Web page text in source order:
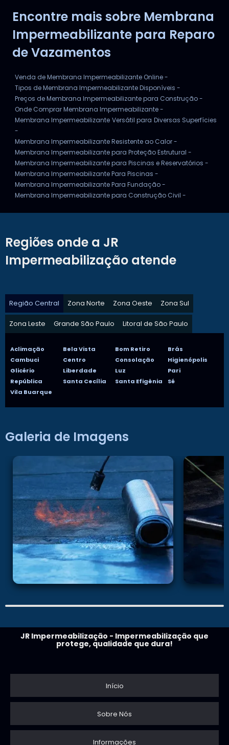
MEMBRANA IMPERMEABILIZANTE PARA PINTURA DE SUPERFÍCIES
MEMBRANA IMPERMEABILIZANTE PARA PROTEÇÃO DE
ESTRUTURAS
Encontre mais sobre Membrana
Impermeabilizante para Reparo
de Vazamentos
Venda de Membrana Impermeabilizante Online -
Tipos de Membrana Impermeabilizante Disponíveis -
Preços de Membrana Impermeabilizante para Construção -
Onde Comprar Membrana Impermeabilizante -
Membrana Impermeabilizante Versátil para Diversas Superfícies
-
Membrana Impermeabilizante Resistente ao Calor -
Membrana Impermeabilizante para Proteção Estrutural -
Membrana Impermeabilizante para Piscinas e Reservatórios -
Membrana Impermeabilizante Para Piscinas -
Membrana Impermeabilizante Para Fundação -
Membrana Impermeabilizante para Construção Civil -
Regiões onde a JR
Impermeabilização atende
Região Central Zona Norte Zona Oeste Zona Sul
Zona Leste Grande São Paulo Litoral de São Paulo
Aclimação Bela Vista Bom Retiro
Brás
Cambuci
Centro Consolação
Higienópolis
Glicério
Liberdade Luz
Pari
República
Santa Cecília Santa Efigênia
Sé
Vila Buarque
Galeria de Imagens
JR Impermeabilização - Impermeabilização que
protege, qualidade que dura!
Início
Sobre Nós
Informações